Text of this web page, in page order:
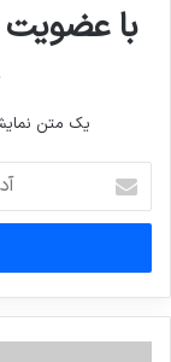
با عضویت
یک متن
ایمیل
خود
وارد
کنید